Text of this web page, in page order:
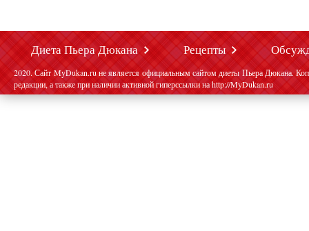
Диета Пьера Дюкана Рецепты
2020. Сайт MyDukan.ru не является официальным сайтом диеты Пьера Дюкана.
редакции, а также при наличии активной гиперссылки на http://MyDukan.ru